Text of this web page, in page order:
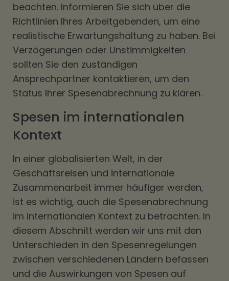
beachten. Informieren Sie sich über die
Richtlinien Ihres Arbeitgebenden, um eine
realistische Erwartungshaltung zu haben. Bei
Verzögerungen oder Unstimmigkeiten
sollten Sie den zuständigen
Ansprechpartner kontaktieren, um den
Status Ihrer Spesenabrechnung zu klären.
Spesen im internationalen
Kontext
In einer globalisierten Welt, in der
Geschäftsreisen und internationale
Zusammenarbeit immer häufiger werden,
ist es wichtig, auch die Spesenabrechnung
im internationalen Kontext zu betrachten. In
diesem Abschnitt werden wir uns mit den
Unterschieden in den Spesenregelungen
zwischen verschiedenen Ländern befassen
und die Auswirkungen von Spesen auf